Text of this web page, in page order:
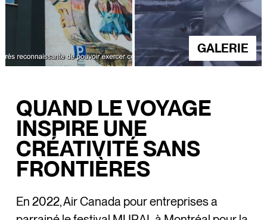
GALERIE
QUAND LE VOYAGE
INSPIRE UNE
CRÉATIVITÉ SANS
FRONTIÈRES
En 2022, Air Canada pour entreprises a